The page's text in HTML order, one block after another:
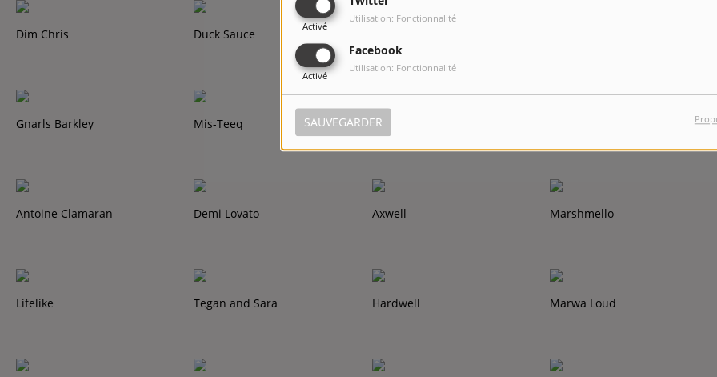
Activé
Utilisation: Fonctionnalité
Facebook
Activé
Utilisation: Fonctionnalité
SAUVEGARDER
Dim Chris Duck Sauce
Gnarls Barkley Mis-Teeq Laurent Wolf
Antoine Clamaran Demi Lovato Axwell Marshmello
Lifelike Tegan and Sara Hardwell Marwa Loud